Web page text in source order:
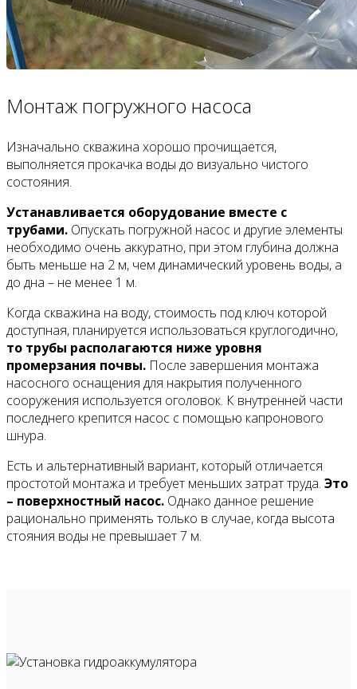
Монтаж погружного насоса
Изначально скважина хорошо прочищается,
выполняется прокачка воды до визуально чистого
состояния.
Устанавливается оборудование вместе с
трубами. Опускать погружной насос и другие элементы
необходимо очень аккуратно, при этом глубина должна
быть меньше на 2 м, чем динамический уровень воды, а
до дна – не менее 1 м.
Когда скважина на воду, стоимость под ключ которой
доступная, планируется использоваться круглогодично,
то трубы располагаются ниже уровня
промерзания почвы. После завершения монтажа
насосного оснащения для накрытия полученного
сооружения используется оголовок. К внутренней части
последнего крепится насос с помощью капронового
шнура.
Есть и альтернативный вариант, который отличается
простотой монтажа и требует меньших затрат труда. Это
– поверхностный насос. Однако данное решение
рационально применять только в случае, когда высота
стояния воды не превышает 7 м.